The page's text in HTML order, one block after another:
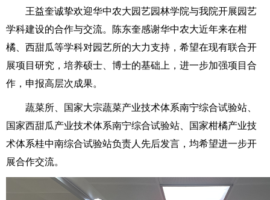
王益奎诚挚欢迎华中农大园艺园林学院与我院开展园艺
学科建设的合作与交流。陈东奎感谢华中农大近年来在柑
橘、西甜瓜等学科对园艺所的大力支持，希望在现有联合开
展项目研究，培养硕士、博士的基础上，进一步加强项目合
作，申报高层次成果。
蔬菜所、国家大宗蔬菜产业技术体系南宁综合试验站、
国家西甜瓜产业技术体系南宁综合试验站、国家柑橘产业技
术体系桂中南综合试验站负责人先后发言，均希望进一步开
展合作交流。